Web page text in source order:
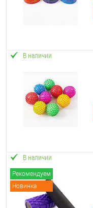
В наличии
Рекомендуем
Новинка
В наличии